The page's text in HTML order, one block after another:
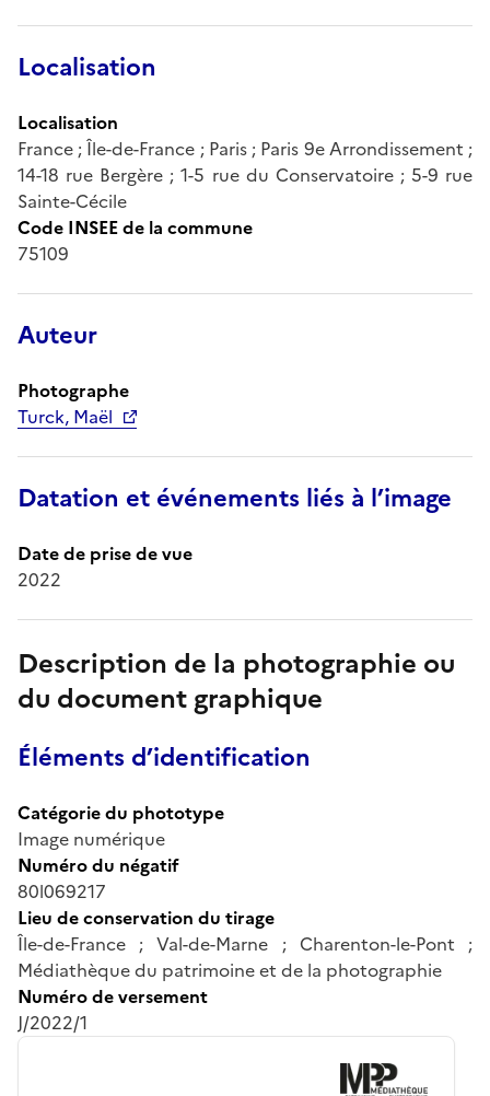
Localisation
Localisation
France ; Île-de-France ; Paris ; Paris 9e Arrondissement ;
14-18 rue Bergère ; 1-5 rue du Conservatoire ; 5-9 rue
Sainte-Cécile
Code INSEE de la commune
75109
Auteur
Photographe
Turck, Maël
Datation et événements liés à l’image
Date de prise de vue
2022
Description de la photographie ou
du document graphique
Éléments d’identification
Catégorie du phototype
Image numérique
Numéro du négatif
80l069217
Lieu de conservation du tirage
Île-de-France ; Val-de-Marne ; Charenton-le-Pont ;
Médiathèque du patrimoine et de la photographie
Numéro de versement
J/2022/1